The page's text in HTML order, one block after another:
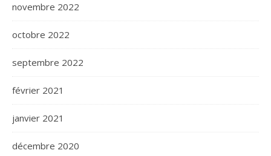
novembre 2022
octobre 2022
septembre 2022
février 2021
janvier 2021
décembre 2020